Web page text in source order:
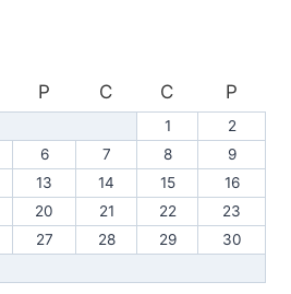
P C C P
1
2
6 7 8
9
13 14 15
16
20 21 22
23
27 28 29
30